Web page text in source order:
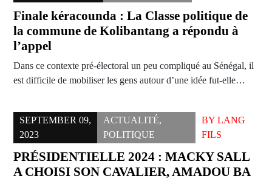
Finale kéracounda : La Classe politique de
la commune de Kolibantang a répondu à
l’appel
Dans ce contexte pré-électoral un peu compliqué au Sénégal, il
est difficile de mobiliser les gens autour d’une idée fut-elle…
SEPTEMBER 09,
2023
ACTUALITÉ,
POLITIQUE
BYLANG
FILS
PRÉSIDENTIELLE 2024 : MACKY SALL
A CHOISI SON CAVALIER, AMADOU BA